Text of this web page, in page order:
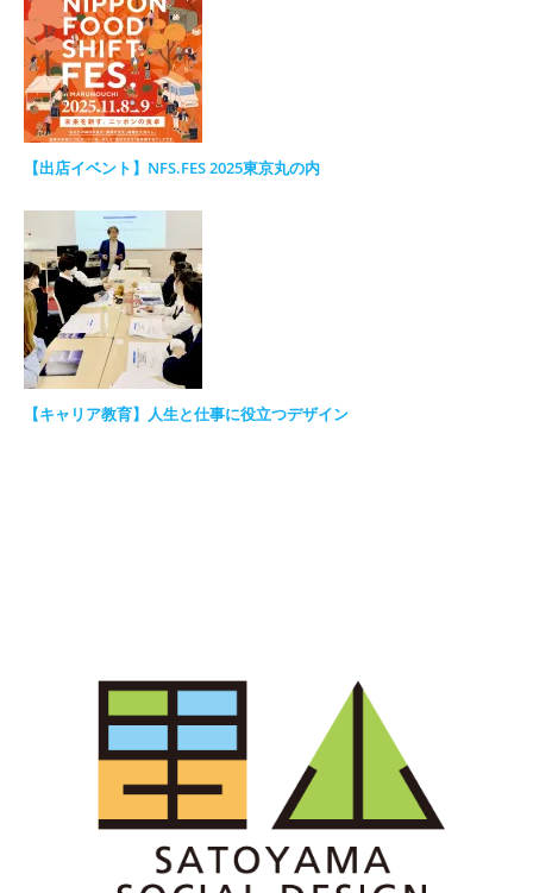
【出店イベント】NFS.FES 2025東京丸の内
【キャリア教育】人生と仕事に役立つデザイン